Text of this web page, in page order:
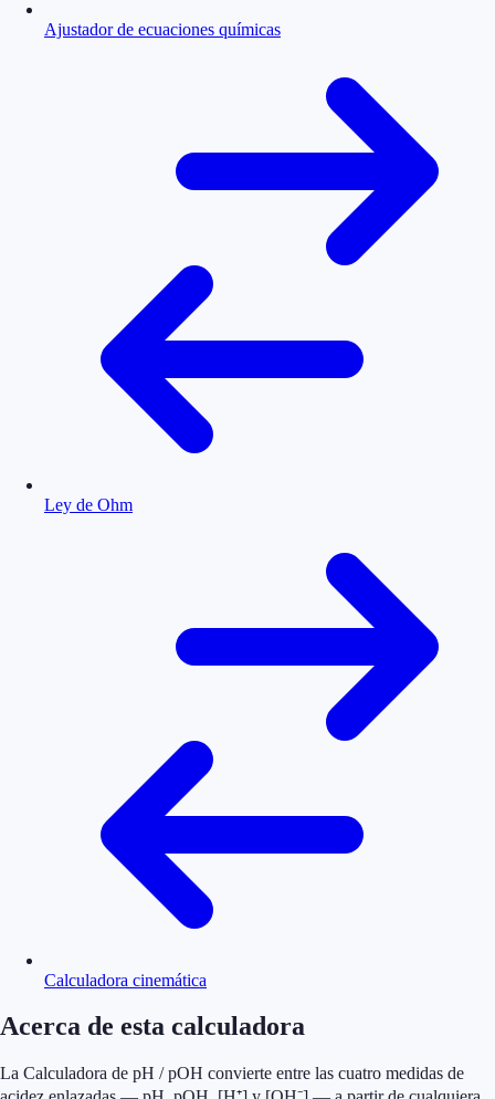
Ajustador de ecuaciones químicas
Ley de Ohm
Calculadora cinemática
Acerca de esta calculadora
La Calculadora de pH / pOH convierte entre las cuatro medidas de